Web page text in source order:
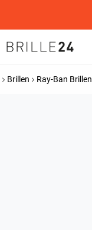
Brillen Ray-Ban Brillen